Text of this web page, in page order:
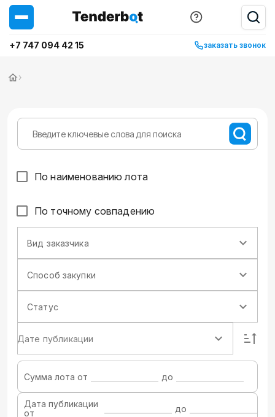
+7 747 094 42 15 заказать звонок
›
По наименованию лота
По точному совпадению
Вид заказчика
Способ закупки
Статус
Дате публикации
Сумма лота от до
Дата публикации
от
до